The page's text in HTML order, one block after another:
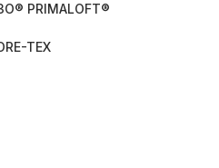
PRIMALOFT®
TEX